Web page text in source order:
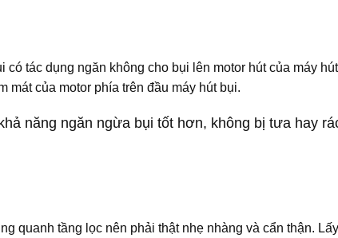
tác dụng ngăn không cho bụi lên motor hút của máy
của motor phía trên đầu máy hút bụi.
năng ngăn ngừa bụi tốt hơn, không bị tưa hay
quanh tầng lọc nên phải thật nhẹ nhàng và cẩn thận.